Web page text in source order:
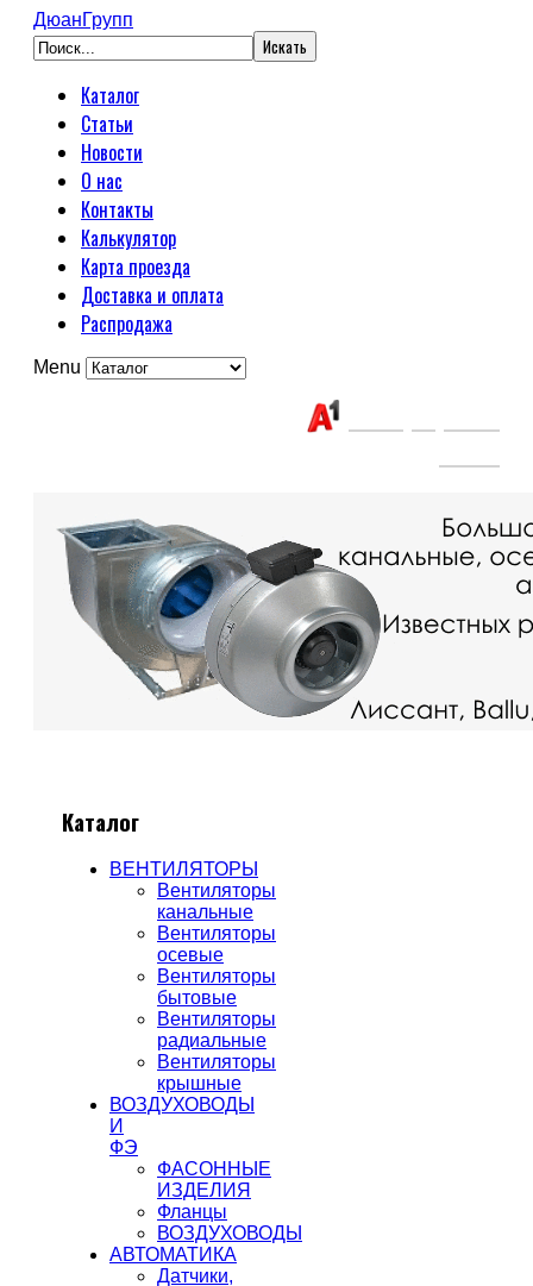
ДюанГрупп
Каталог
Статьи
Новости
О нас
Контакты
Калькулятор
Карта проезда
Доставка и оплата
Распродажа
Menu
Каталог
ВЕНТИЛЯТОРЫ
Вентиляторы
канальные
Вентиляторы
осевые
Вентиляторы
бытовые
Вентиляторы
радиальные
Вентиляторы
крышные
ВОЗДУХОВОДЫ
И
ФЭ
ФАСОННЫЕ
ИЗДЕЛИЯ
Фланцы
ВОЗДУХОВОДЫ
АВТОМАТИКА
Датчики,